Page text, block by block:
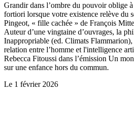
Grandir dans l’ombre du pouvoir oblige
fortiori lorsque votre existence relève du
Pingeot, « fille cachée » de François
Auteur d’une vingtaine d’ouvrages, la
Inappropriable (ed. Climats
relation entre l’homme et l'intelligence
Rebecca Fitoussi dans l’émission Un
sur une enfance hors du commun.
Le 1 février 2026